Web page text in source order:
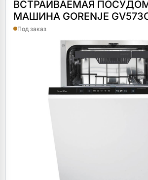
ВСТРАИВАЕМАЯ
МАШИНА GORENJE
Под заказ